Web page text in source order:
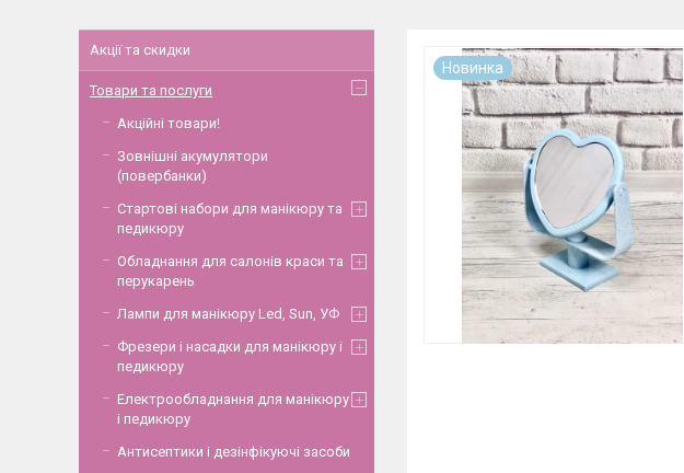
Новинка
Акції та скидки
Товари та послуги
Акційні товари!
Зовнішні акумулятори
(повербанки)
Стартові набори для манікюру та
педикюру
Обладнання для салонів краси та
перукарень
Лампи для манікюру Led, Sun, УФ
Фрезери і насадки для манікюру і
педикюру
Електрообладнання для манікюру
і педикюру
Антисептики і дезінфікуючі засоби